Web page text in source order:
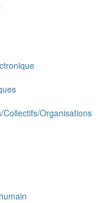
Organisations